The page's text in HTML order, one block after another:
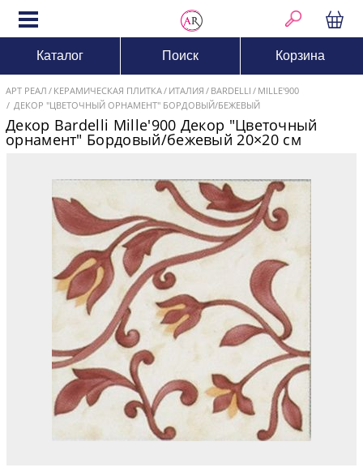
Каталог Поиск Корзина
АРТ РЕАЛ КЕРАМИЧЕСКАЯ ПЛИТКА ИТАЛИЯ BARDELLI
MILLE'900
ДЕКОР "ЦВЕТОЧНЫЙ ОРНАМЕНТ" БОРДОВЫЙ/БЕЖЕВЫЙ
Декор Bardelli Mille'900 Декор "Цветочный
орнамент" Бордовый/бежевый 20×20 см